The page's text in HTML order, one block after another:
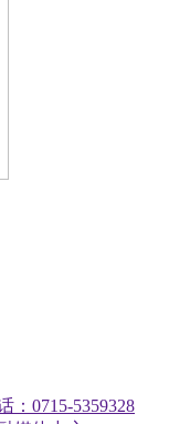
：0715-5359328